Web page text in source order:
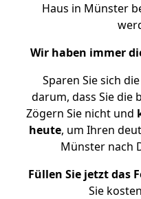
Haus in Münster
Wir haben immer
Sparen Sie sich
darum, dass Sie die
Zögern Sie nicht und
heute, um Ihren
Münster nach
Füllen Sie jetzt das
Sie